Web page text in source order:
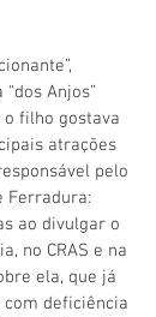
Anjos”
filho gostava
atrações
pelo
Ferradura:
ao divulgar o
no CRAS e na
ela, que já
deficiência